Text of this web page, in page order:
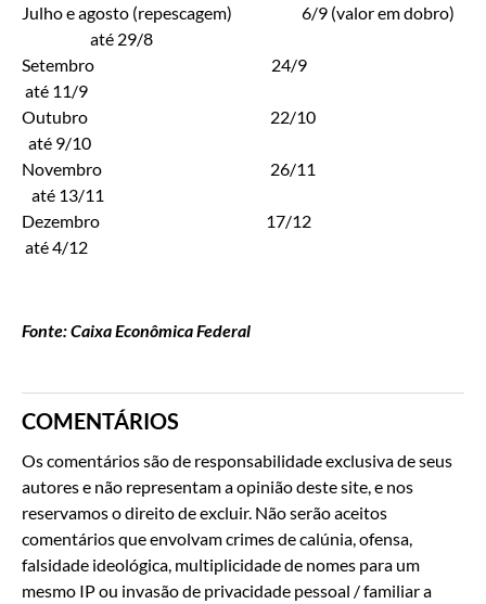
Julho e agosto (repescagem) 6/9 (valor em dobro)
até 29/8
Setembro 24/9
até 11/9
Outubro 22/10
até 9/10
Novembro 26/11
até 13/11
Dezembro 17/12
até 4/12
Fonte: Caixa Econômica Federal
COMENTÁRIOS
Os comentários são de responsabilidade exclusiva de seus
autores e não representam a opinião deste site, e nos
reservamos o direito de excluir. Não serão aceitos
comentários que envolvam crimes de calúnia, ofensa,
falsidade ideológica, multiplicidade de nomes para um
mesmo IP ou invasão de privacidade pessoal / familiar a